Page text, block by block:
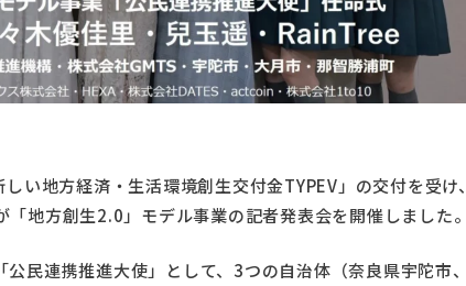
い地方経済・生活環境創生交付金TYPEV」の交付を受け、
地方創生2.0」モデル事業の記者発表会を開催しました。
民連携推進大使」として、3つの自治体（奈良県宇陀市、